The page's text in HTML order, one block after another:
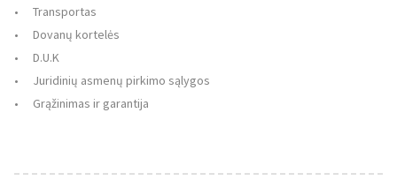
Transportas
Dovanų kortelės
D.U.K
Juridinių asmenų pirkimo sąlygos
Grąžinimas ir garantija